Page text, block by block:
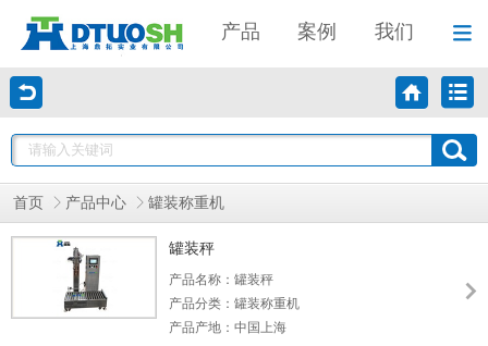
产品 案例 我们
首页 产品中心 罐装称重机
罐装秤
产品名称：罐装秤
产品分类：罐装称重机
产品产地：中国上海